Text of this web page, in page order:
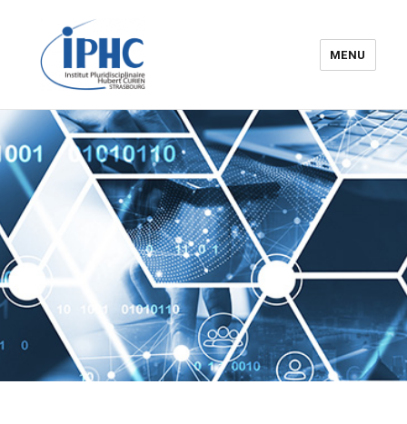
Institut pluridisciplinaire Hubert
Curien – IPHC
MENU